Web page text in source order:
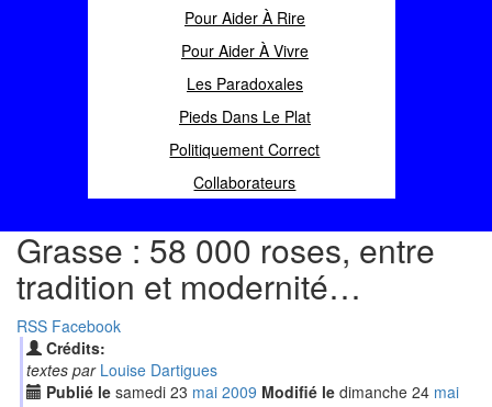
Pour Aider À Rire
Pour Aider À Vivre
Les Paradoxales
Pieds Dans Le Plat
Politiquement Correct
Collaborateurs
Grasse : 58 000 roses, entre
tradition et modernité…
RSS Facebook
Crédits:
textes par Louise Dartigues
Publié le samedi 23 mai 2009 Modifié le dimanche 24 mai